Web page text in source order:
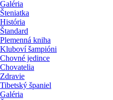
Galéria
Šteniatka
História
Štandard
Plemenná kniha
Kluboví šampióni
Chovné jedince
Chovatelia
Zdravie
Tibetský španiel
Galéria